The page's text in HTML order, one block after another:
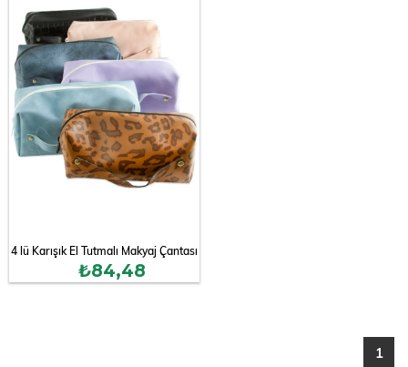
4 lü Karışık El Tutmalı Makyaj Çantası
₺84,48
1